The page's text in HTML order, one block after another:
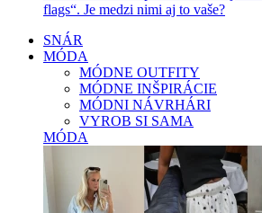
flags“. Je medzi nimi aj to vaše?
SNÁR
MÓDA
MÓDNE OUTFITY
MÓDNE INŠPIRÁCIE
MÓDNI NÁVRHÁRI
VYROB SI SAMA
MÓDA